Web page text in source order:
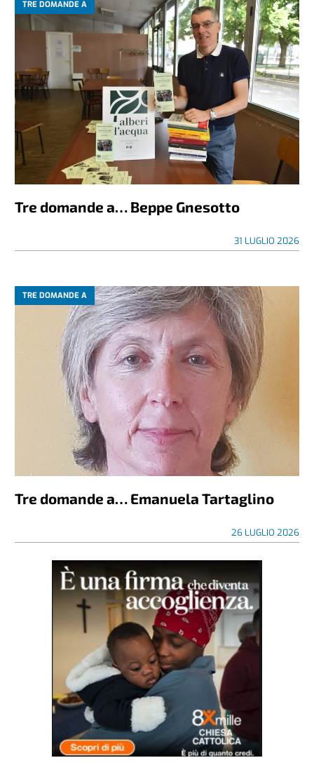
TRE DOMANDE A
Tre domande a… Beppe Gnesotto
31 LUGLIO 2026
TRE DOMANDE A
Tre domande a… Emanuela Tartaglino
26 LUGLIO 2026